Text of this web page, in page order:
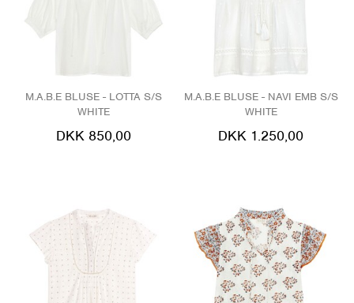
M.A.B.E BLUSE - LOTTA S/S
WHITE
DKK 850,00
M.A.B.E BLUSE - NAVI EMB S/S
WHITE
DKK 1.250,00